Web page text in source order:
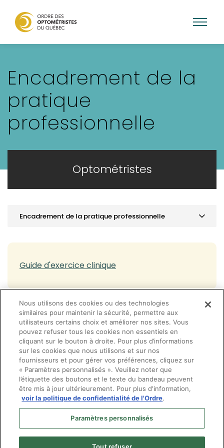
contenu
Encadrement de la
pratique
professionnelle
Optométristes
Encadrement de la pratique professionnelle
Encadrement de la pratique professionnelle
Guide d'exercice clinique
Législation, réglementation et lignes directrices
Formation continue
Inspection professionnelle
Exercice en société
Questions fréquentes: droits du patient et obligations
professionnelles
Guide d'exercice clinique
Législation, réglementation et lignes
directrices
Nous utilisons des cookies ou des technologies
similaires pour maintenir la sécurité, permettre aux
utilisateurs certains choix et améliorer nos sites. Vous
pouvez refuser tous les cookies non essentiels en
cliquant sur le bouton à droite. Pour plus d’informations
sur les cookies que nous utilisons et sur nos
fournisseurs et pour gérer vos préférences, cliquez sur
« Paramètres personnalisés ». Veuillez noter que
l’étiquette des boutons et le texte du bandeau peuvent
être mis à jour ultérieurement. Pour plus d'information,
voir la politique de confidentialité de l'Ordre.
Paramètres personnalisés